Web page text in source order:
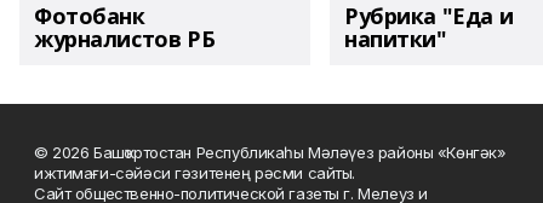
Фотобанк
журналистов РБ
Рубрика "Еда и
напитки"
© 2026 Башҡортостан Республикаһы Мәләүез районы «Көнгәк»
ижтимағи-сәйәси гәзитенең рәсми сайты.
Сайт общественно-политической газеты г. Мелеуз и